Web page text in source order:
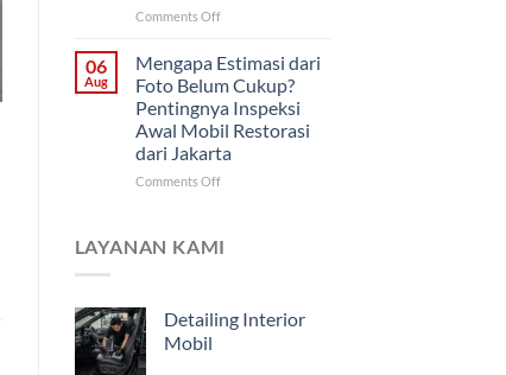
yang
Comments Offon
Memantau
Progres
Restorasi
Mobil
Jarak
Jauh
untuk
Jakarta
06
Aug
Mengapa Estimasi dari
Foto Belum Cukup?
Pentingnya Inspeksi
Awal Mobil Restorasi
dari Jakarta
Comments Offon
dari
Pentingnya
LAYANAN KAMI
Detailing Interior
Mobil